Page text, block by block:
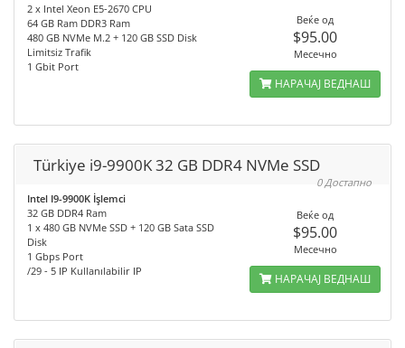
2 x Intel Xeon E5-2670 CPU
64 GB Ram DDR3 Ram
480 GB NVMe M.2 + 120 GB SSD Disk
Limitsiz Trafik
1 Gbit Port
Веќе од
$95.00
Месечно
НАРАЧАЈ ВЕДНАШ
Türkiye i9-9900K 32 GB DDR4 NVMe SSD
0 Достапно
Intel I9-9900K İşlemci
32 GB DDR4 Ram
1 x 480 GB NVMe SSD + 120 GB Sata SSD
Disk
1 Gbps Port
/29 - 5 IP Kullanılabilir IP
Веќе од
$95.00
Месечно
НАРАЧАЈ ВЕДНАШ